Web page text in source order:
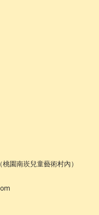
園南崁兒童藝術村內）